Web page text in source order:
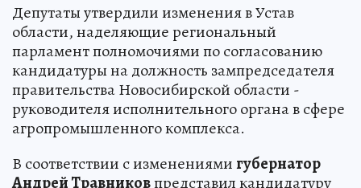
Депутаты утвердили изменения в Устав
области, наделяющие региональный
парламент полномочиями по согласованию
кандидатуры на должность зампредседателя
правительства Новосибирской области -
руководителя исполнительного органа в сфере
агропромышленного комплекса.
В соответствии с изменениямигубернатор
Андрей Травниковпредставил кандидатуру